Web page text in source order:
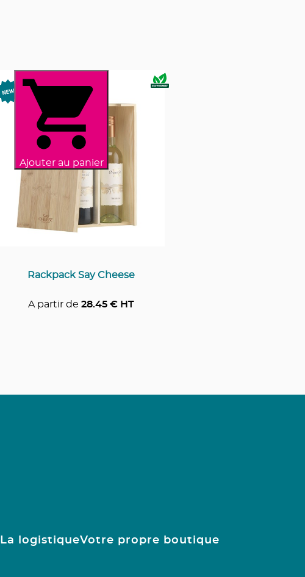
Ajouter au panier
Rackpack Say Cheese
A partir de 28.45 € HT
La logistiqueVotre propre boutique